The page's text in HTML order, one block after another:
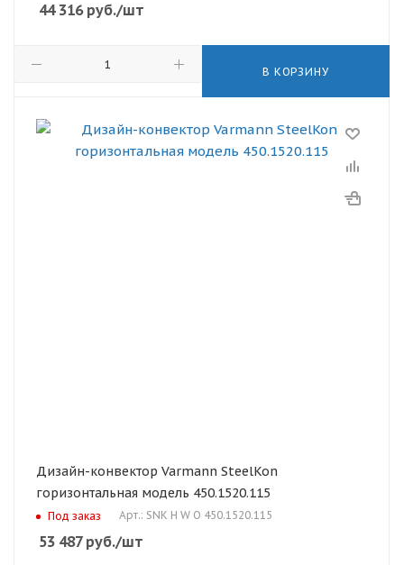
44 316руб./шт
В КОРЗИНУ
Дизайн-конвектор Varmann SteelKon
горизонтальная модель 450.1520.115
Под заказ Арт.: SNK H W O 450.1520.115
53 487руб./шт